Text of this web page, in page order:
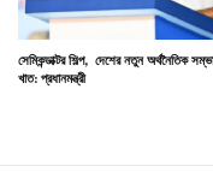
সেমিকন্ডাক্টর শিল্প, দেশের নতুন অর্থনৈতিক
খাত: প্রধানমন্ত্রী